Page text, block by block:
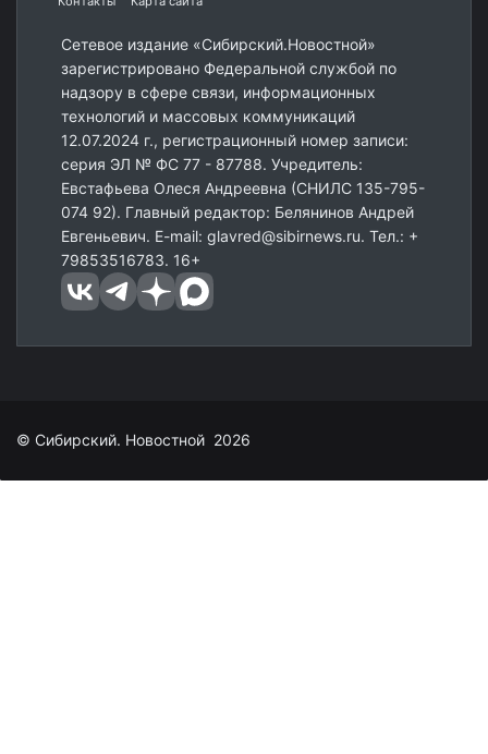
Сетевое издание «Сибирский.Новостной»
зарегистрировано Федеральной службой по
надзору в сфере связи, информационных
технологий и массовых коммуникаций
12.07.2024 г., регистрационный номер записи:
серия ЭЛ № ФС 77 - 87788. Учредитель:
Евстафьева Олеся Андреевна (СНИЛС 135-795-
074 92). Главный редактор: Белянинов Андрей
Евгеньевич. E-mail: glavred@sibirnews.ru. Тел.: +
79853516783. 16+
© Сибирский. Новостной 2026